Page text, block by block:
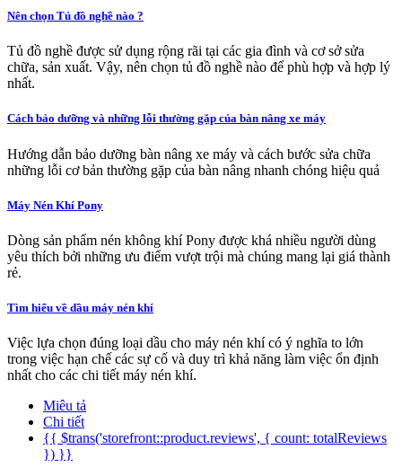
Nên chọn Tủ đồ nghề nào ?
Tủ đồ nghề được sử dụng rộng rãi tại các gia đình và cơ sở sửa
chữa, sản xuất. Vậy, nên chọn tủ đồ nghề nào để phù hợp và hợp lý
nhất.
Cách bảo dưỡng và những lỗi thường gặp của bàn nâng xe máy
Hướng dẫn bảo dưỡng bàn nâng xe máy và cách bước sửa chữa
những lỗi cơ bản thường gặp của bàn nâng nhanh chóng hiệu quả
Máy Nén Khí Pony
Dòng sản phẩm nén không khí Pony được khá nhiều người dùng
yêu thích bởi những ưu điểm vượt trội mà chúng mang lại giá thành
rẻ.
Tìm hiểu về dầu máy nén khí
Việc lựa chọn đúng loại dầu cho máy nén khí có ý nghĩa to lớn
trong việc hạn chế các sự cố và duy trì khả năng làm việc ổn định
nhất cho các chi tiết máy nén khí.
Miêu tả
Chi tiết
{{ $trans('storefront::product.reviews', { count: totalReviews
}) }}